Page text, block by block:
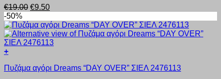
του
προϊόντος
έχει
πολλαπλές
παραλλαγές.
Οι
επιλογές
μπορούν
επιλεγούν
€19.00 Original
was:
€19.00.
€9.50Η
τιμή
είναι:
€9.50.
-50%
+
το
Πυζάμα αγόρι Dreams “DAY OVER” ΣΙΕΛ 2476113